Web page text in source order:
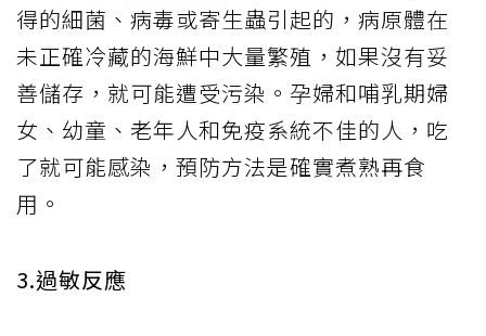
得的細菌、病毒或寄生蟲引起的，病原體在
未正確冷藏的海鮮中大量繁殖，如果沒有妥
善儲存，就可能遭受污染。孕婦和哺乳期婦
女、幼童、老年人和免疫系統不佳的人，吃
了就可能感染，預防方法是確實煮熟再食
用。
3.過敏反應